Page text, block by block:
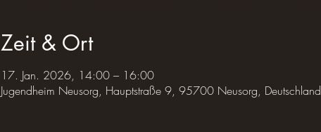
Zeit & Ort
17. Jan. 2026, 14:00 – 16:00
Jugendheim Neusorg, Hauptstraße 9, 95700 Neusorg, Deutschland